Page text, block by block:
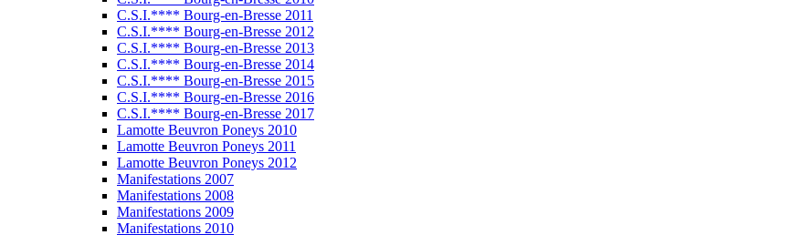
C.S.I.**** Bourg-en-Bresse 2011
C.S.I.**** Bourg-en-Bresse 2012
C.S.I.**** Bourg-en-Bresse 2013
C.S.I.**** Bourg-en-Bresse 2014
C.S.I.**** Bourg-en-Bresse 2015
C.S.I.**** Bourg-en-Bresse 2016
C.S.I.**** Bourg-en-Bresse 2017
Lamotte Beuvron Poneys 2010
Lamotte Beuvron Poneys 2011
Lamotte Beuvron Poneys 2012
Manifestations 2007
Manifestations 2008
Manifestations 2009
Manifestations 2010